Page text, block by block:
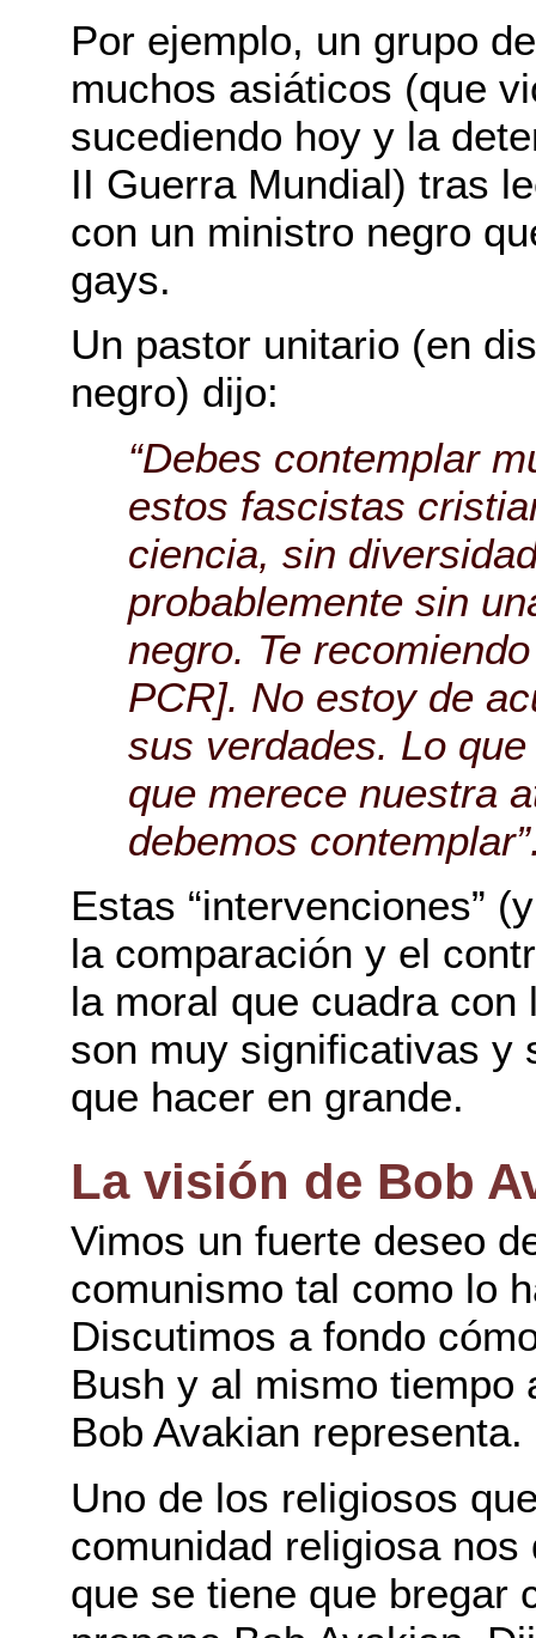
Por ejemplo, un grupo
muchos asiáticos (que
sucediendo hoy y la
II Guerra Mundial) tras
con un ministro negro
gays.
Un pastor unitario (en
negro) dijo:
“Debes contemplar
estos fascistas
ciencia, sin
probablemente sin
negro. Te
PCR]. No estoy de
sus verdades. Lo
que merece nuestra
debemos
Estas “intervenciones”
la comparación y el
la moral que cuadra
son muy significativas y
que hacer en grande.
La visión de Bob
Vimos un fuerte deseo
comunismo tal como lo
Discutimos a fondo
Bush y al mismo tiempo
Bob Avakian representa.
Uno de los religiosos
comunidad religiosa
que se tiene que bregar